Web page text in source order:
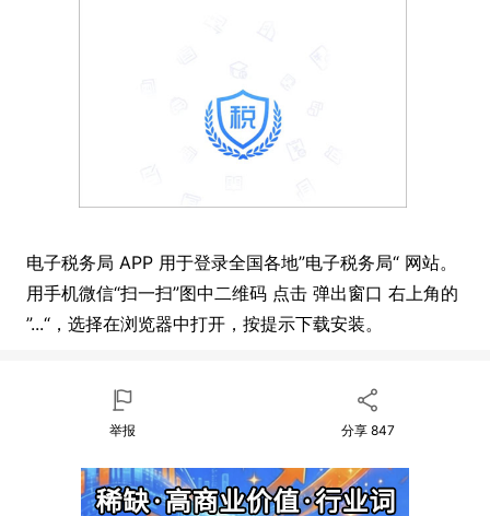
电子税务局 APP 用于登录全国各地”电子税务局“ 网站。
用手机微信“扫一扫”图中二维码 点击 弹出窗口 右上角的
”...“，选择在浏览器中打开，按提示下载安装。
举报 分享 847